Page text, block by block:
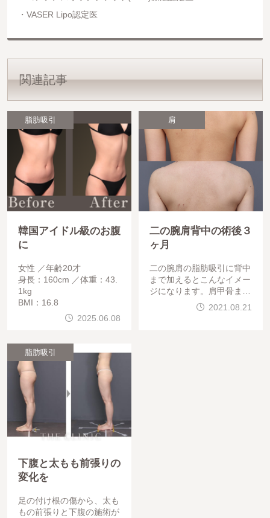
VASER Lipo認定医
関連記事
脂肪吸引
韓国アイドル級のお腹
に
女性
年齢20才
身長：160cm
体重：43.
1kg
BMI：16.8
2025.06.08
肩
二の腕肩背中の術後３
ヶ月
二の腕肩の脂肪吸引に背中
まで加えるとこんなイメー
ジになります。肩甲骨まわ
りがすっきりしていますね
2021.08.21
脂肪吸引
下腹と太もも前張りの
変化を
足の付け根の傷から、太も
もの前張りと下腹の施術が